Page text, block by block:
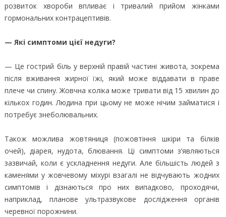
розвиток хвороби впливає і тривалий прийом жінками
гормональних контрацептивів.
— Які симптоми цієї недуги?
— Це гострий біль у верхній правій частині живота, зокрема
після вживання жирної їжі, який може віддавати в праве
плече чи спину. Жовчна коліка може тривати від 15 хвилин до
кількох годин. Людина при цьому не може нічим займатися і
потребує знеболювальних.
Також можлива жовтяниця (пожовтіння шкіри та білків
очей), діарея, нудота, блювання. Ці симптоми з’являються
зазвичай, коли є ускладнення недуги. Але більшість людей з
каменями у жовчевому міхурі взагалі не відчувають жодних
симптомів і дізнаються про них випадково, проходячи,
наприклад, планове ультразвукове дослідження органів
черевної порожнини.